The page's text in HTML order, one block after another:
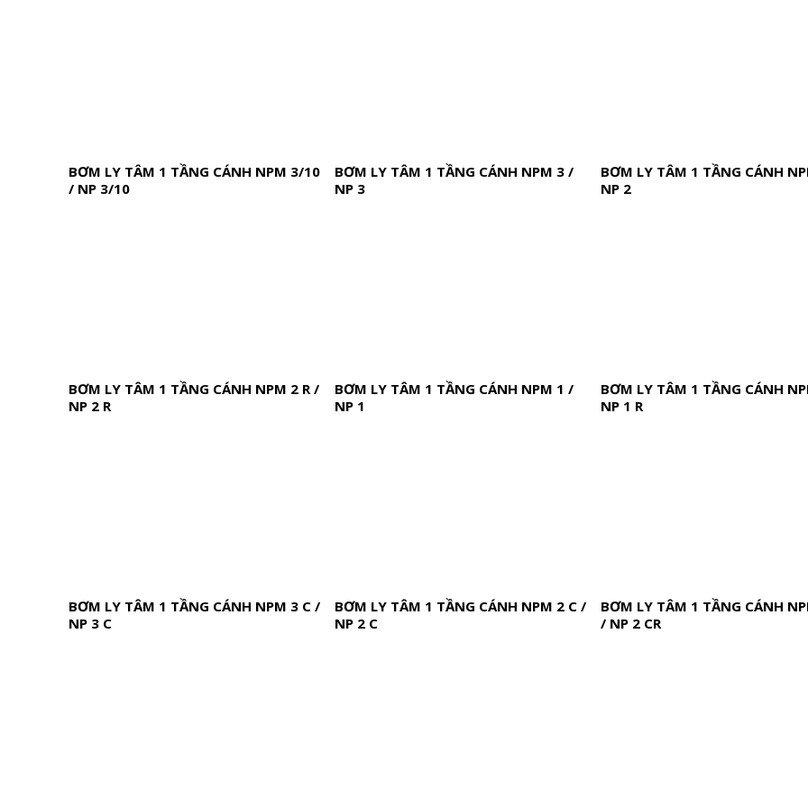
BƠM LY TÂM 1 TẦNG CÁNH NPM 3/10
/ NP 3/10
BƠM LY TÂM 1 TẦNG CÁNH NPM 3 /
NP 3
BƠM LY TÂM 1 TẦNG CÁNH
NP 2
BƠM LY TÂM 1 TẦNG CÁNH NPM 2 R /
NP 2 R
BƠM LY TÂM 1 TẦNG CÁNH NPM 1 /
NP 1
BƠM LY TÂM 1 TẦNG CÁNH
NP 1 R
BƠM LY TÂM 1 TẦNG CÁNH NPM 3 C /
NP 3 C
BƠM LY TÂM 1 TẦNG CÁNH NPM 2 C /
NP 2 C
BƠM LY TÂM 1 TẦNG CÁNH
/ NP 2 CR